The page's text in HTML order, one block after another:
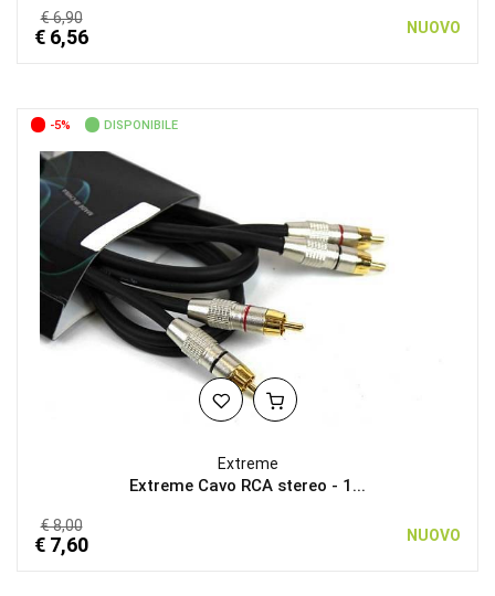
€ 6,90
€ 6,56 NUOVO
-5% DISPONIBILE
Extreme
Extreme Cavo RCA stereo - 1...
€ 8,00
€ 7,60 NUOVO